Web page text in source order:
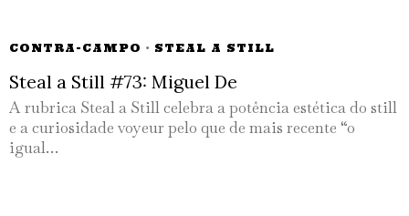
CONTRA-CAMPO · STEAL A STILL
Steal a Still #73: Miguel De
A rubrica Steal a Still celebra a potência estética do still
e a curiosidade voyeur pelo que de mais recente “o
igual…